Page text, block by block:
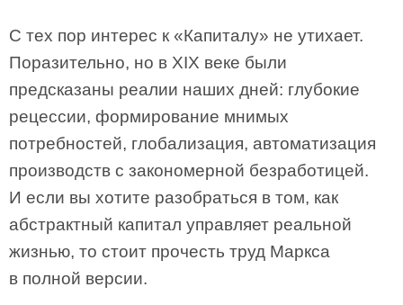
С тех пор интерес к «Капиталу» не утихает.
Поразительно, но в XIX веке были
предсказаны реалии наших дней: глубокие
рецессии, формирование мнимых
потребностей, глобализация, автоматизация
производств с закономерной безработицей.
И если вы хотите разобраться в том, как
абстрактный капитал управляет реальной
жизнью, то стоит прочесть труд Маркса
в полной версии.